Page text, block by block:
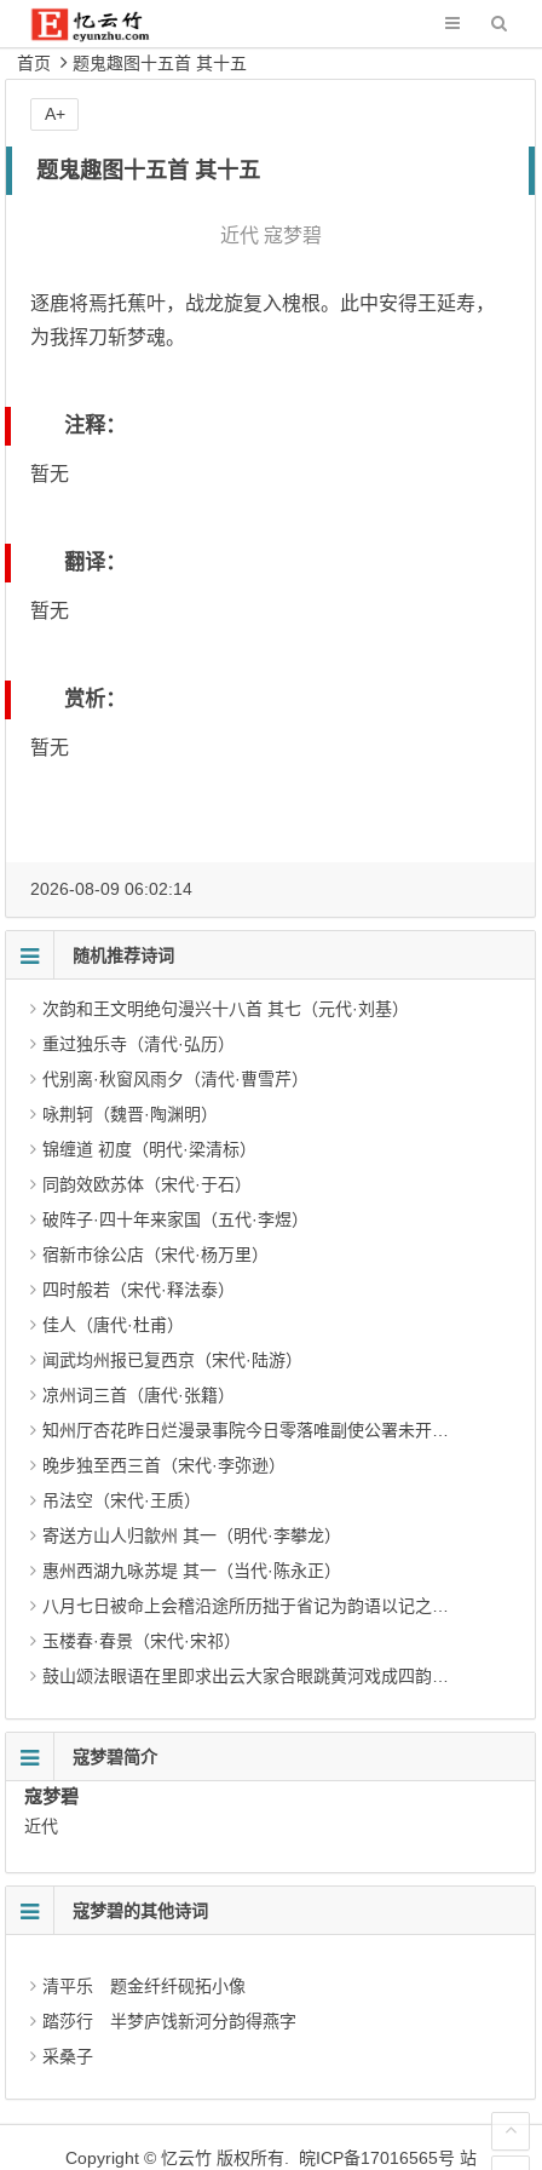
首页 题鬼趣图十五首 其十五
题鬼趣图十五首 其十五
近代 寇梦碧
逐鹿将焉托蕉叶，战龙旋复入槐根。此中安得王延寿，
为我挥刀斩梦魂。
注释：
暂无
翻译：
暂无
赏析：
暂无
A+
2026-08-09 06:02:14
随机推荐诗词
次韵和王文明绝句漫兴十八首 其七（元代·刘基）
重过独乐寺（清代·弘历）
代别离·秋窗风雨夕（清代·曹雪芹）
咏荆轲（魏晋·陶渊明）
锦缠道 初度（明代·梁清标）
同韵效欧苏体（宋代·于石）
破阵子·四十年来家国（五代·李煜）
宿新市徐公店（宋代·杨万里）
四时般若（宋代·释法泰）
佳人（唐代·杜甫）
闻武均州报已复西京（宋代·陆游）
凉州词三首（唐代·张籍）
知州厅杏花昨日烂漫录事院今日零落唯副使公署未开戏题二韵（宋代·王禹称）
晚步独至西三首（宋代·李弥逊）
吊法空（宋代·王质）
寄送方山人归歙州 其一（明代·李攀龙）
惠州西湖九咏苏堤 其一（当代·陈永正）
八月七日被命上会稽沿途所历拙于省记为韵语以记之舟中马上随得随书不复叙次 其九（宋代·魏了翁）
玉楼春·春景（宋代·宋祁）
鼓山颂法眼语在里即求出云大家合眼跳黄河戏成四韵奉答（宋代·吕本中）
寇梦碧简介
寇梦碧
近代
寇梦碧的其他诗词
清平乐 题金纤纤砚拓小像
踏莎行 半梦庐饯新河分韵得燕字
采桑子
Copyright © 忆云竹 版权所有. 皖ICP备17016565号 站